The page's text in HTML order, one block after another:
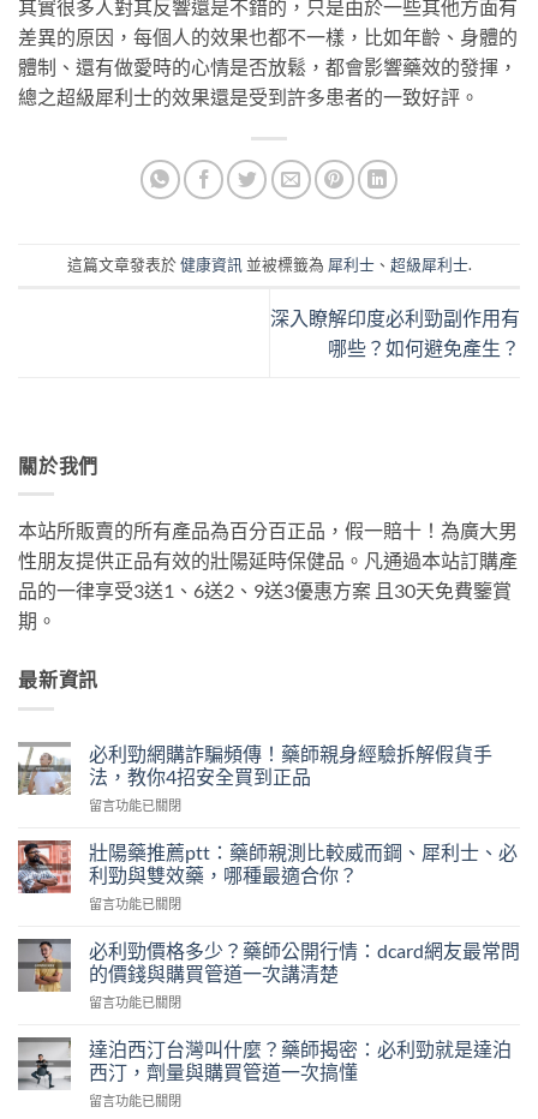
其實很多人對其反響還是不錯的，只是由於一些其他方面有
差異的原因，每個人的效果也都不一樣，比如年齡、身體的
體制、還有做愛時的心情是否放鬆，都會影響藥效的發揮，
總之超級犀利士的效果還是受到許多患者的一致好評。
這篇文章發表於健康資訊並被標籤為 犀利士、 超級犀利士.
深入瞭解印度必利勁副作用有
哪些？如何避免產生？
關於我們
本站所販賣的所有產品為百分百正品，假一賠十！為廣大男
性朋友提供正品有效的壯陽延時保健品。凡通過本站訂購產
品的一律享受3送1、6送2、9送3優惠方案 且30天免費鑒賞
期。
最新資訊
必利勁網購詐騙頻傳！藥師親身經驗拆解假貨手
法，教你4招安全買到正品
在
利
勁
網
購
騙
頻
傳！
藥
親
身
驗
留言功能已關閉
壯陽藥推薦ptt：藥師親測比較威而鋼、犀利士、必
利勁與雙效藥，哪種最適合你？
在
陽
藥
推
薦
藥
師
親
測
留言功能已關閉
必利勁價格多少？藥師公開行情：dcard網友最常問
的價錢與購買管道一次講清楚
在
利
勁
價
格
留言功能已關閉
達泊西汀台灣叫什麼？藥師揭密：必利勁就是達泊
西汀，劑量與購買管道一次搞懂
在
留言功能已關閉